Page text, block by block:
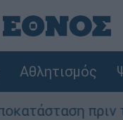
Αθλητισμός
πριν τις